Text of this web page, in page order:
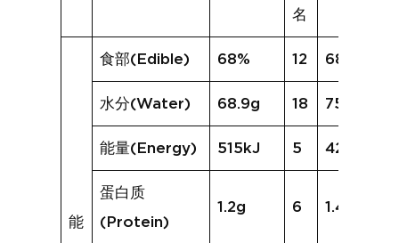
名
能
食部(Edible) 68% 12 68%
水分(Water) 68.9g 18 75.5g
能量(Energy) 515kJ 5 420kJ
蛋白质
(Protein)
1.2g 6 1.4g